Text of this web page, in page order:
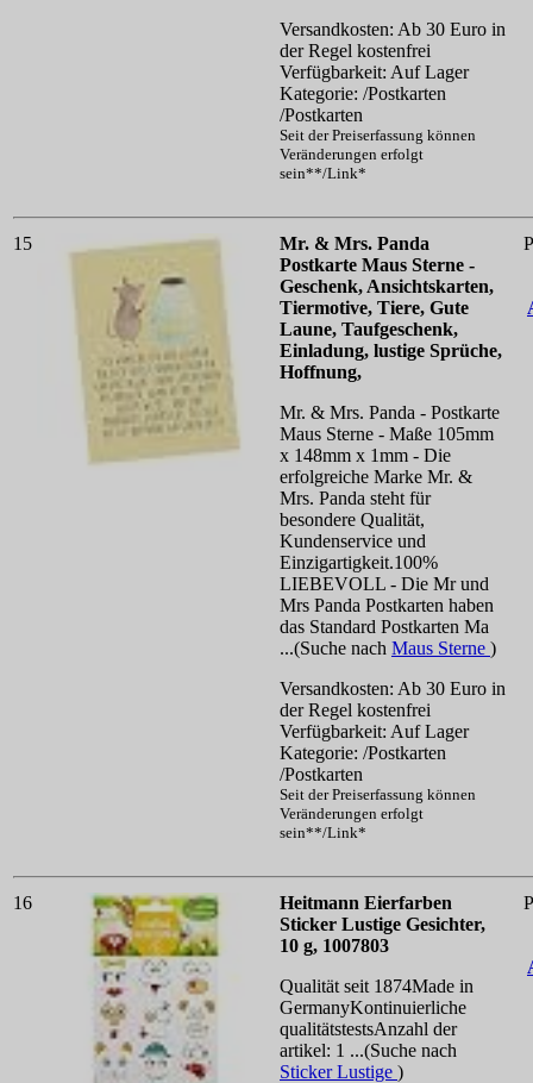
Versandkosten: Ab 30 Euro in
der Regel kostenfrei
Verfügbarkeit: Auf Lager
Kategorie: /Postkarten
/Postkarten
Seit der Preiserfassung können
Veränderungen erfolgt
sein**/Link*
15
Mr. & Mrs. Panda
Postkarte Maus Sterne -
Geschenk, Ansichtskarten,
Tiermotive, Tiere, Gute
Laune, Taufgeschenk,
Einladung, lustige Sprüche,
Hoffnung,
Mr. & Mrs. Panda - Postkarte
Maus Sterne - Maße 105mm
x 148mm x 1mm - Die
erfolgreiche Marke Mr. &
Mrs. Panda steht für
besondere Qualität,
Kundenservice und
Einzigartigkeit.100%
LIEBEVOLL - Die Mr und
Mrs Panda Postkarten haben
das Standard Postkarten Ma
...(Suche nach Maus Sterne )
Versandkosten: Ab 30 Euro in
der Regel kostenfrei
Verfügbarkeit: Auf Lager
Kategorie: /Postkarten
/Postkarten
Seit der Preiserfassung können
Veränderungen erfolgt
sein**/Link*
16
Heitmann Eierfarben
Sticker Lustige Gesichter,
10 g, 1007803
Qualität seit 1874Made in
GermanyKontinuierliche
qualitätstestsAnzahl der
artikel: 1 ...(Suche nach
Sticker Lustige )